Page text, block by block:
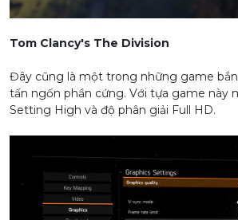
Tom Clancy's The Division
Đây cũng là một trong những game
tấn ngốn phần cứng. Với tựa game này
Setting High và độ phân giải Full HD.